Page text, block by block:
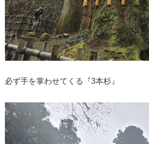
必ず手を掌わせてくる『3本杉』